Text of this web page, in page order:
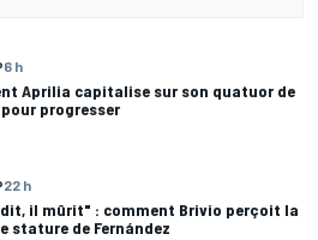
6 h
Aprilia capitalise sur son quatuor de
progresser
22 h
il mûrit" : comment Brivio perçoit la
stature de Fernández